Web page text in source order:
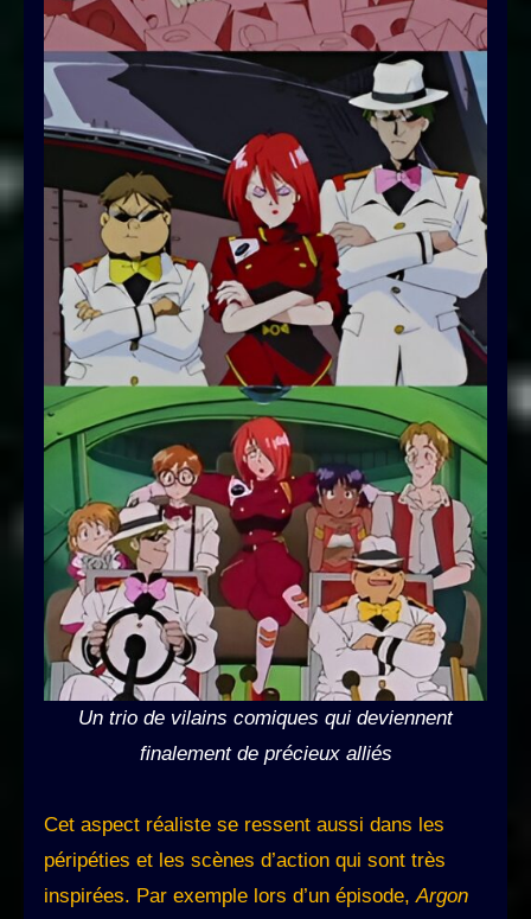
Un trio de vilains comiques qui deviennent
finalement de précieux alliés
Cet aspect réaliste se ressent aussi dans les
péripéties et les scènes d’action qui sont très
inspirées. Par exemple lors d’un épisode,Argon